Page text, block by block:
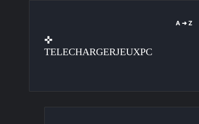
✜
TELECHARGERJEUXPC
A ➜ Z